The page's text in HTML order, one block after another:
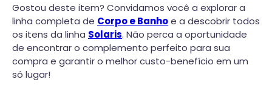
Gostou deste item? Convidamos você a explorar a
linha completa de Corpo e Banhoe a descobrir todos
os itens da linha Solaris. Não perca a oportunidade
de encontrar o complemento perfeito para sua
compra e garantir o melhor custo-benefício em um
só lugar!